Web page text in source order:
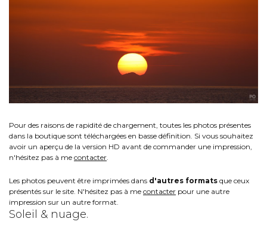
Pour des raisons de rapidité de chargement, toutes les photos présentes
dans la boutique sont téléchargées en basse définition. Si vous souhaitez
avoir un aperçu de la version HD avant de commander une impression,
n'hésitez pas à me contacter
Les photos peuvent être imprimées dans d'autres formats que ceux
présentés sur le site. N'hésitez pas à me contacter pour une autre
impression sur un autre format.
Soleil & nuage.